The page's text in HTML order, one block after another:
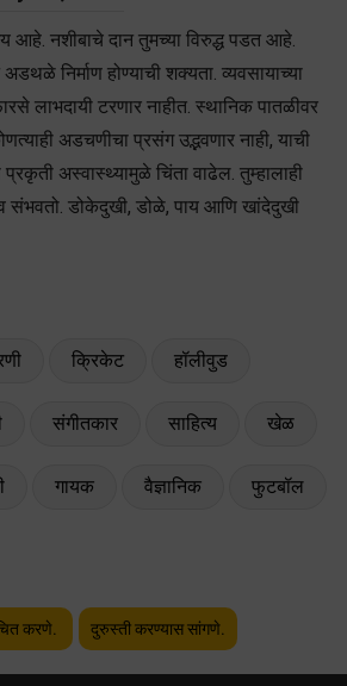
आहे. नशीबाचे दान तुमच्या विरुद्ध पडत आहे.
अडथळे निर्माण होण्याची शक्यता. व्यवसायाच्या
लाभदायी टरणार नाहीत. स्थानिक पातळीवर
अडचणीचा प्रसंग उद्भवणार नाही, याची
प्रकृती अस्वास्थ्यामुळे चिंता वाढेल. तुम्हालाही
संभवतो. डोकेदुखी, डोळे, पाय आणि खांदेदुखी
क्रिकेट हॉलीवुड
संगीतकार साहित्य खेळ
गायक वैज्ञानिक फुटबॉल
करणे. दुरुस्ती करण्यास सांगणे.